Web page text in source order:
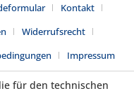
Kontakt
Widerrufsrecht
Impressum
für den technischen